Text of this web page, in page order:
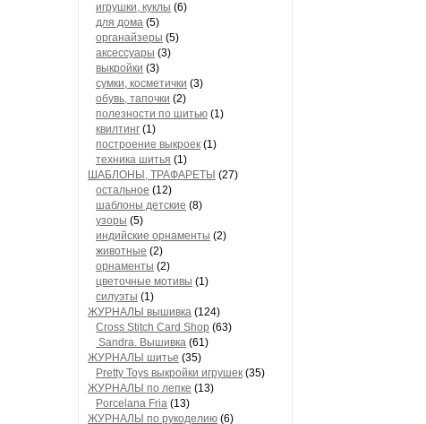
игрушки, куклы (6)
для дома (5)
органайзеры (5)
аксессуары (3)
выкройки (3)
сумки, косметички (3)
обувь, тапочки (2)
полезности по шитью (1)
квилтинг (1)
построение выкроек (1)
техника шитья (1)
ШАБЛОНЫ, ТРАФАРЕТЫ (27)
остальное (12)
шаблоны детские (8)
узоры (5)
индийские орнаменты (2)
животные (2)
орнаменты (2)
цветочные мотивы (1)
силуэты (1)
ЖУРНАЛЫ вышивка (124)
Cross Stitch Card Shop (63)
Sandra. Вышивка (61)
ЖУРНАЛЫ шитье (35)
Pretty Toys выкройки игрушек (35)
ЖУРНАЛЫ по лепке (13)
Porcelana Fria (13)
ЖУРНАЛЫ по рукоделию (6)